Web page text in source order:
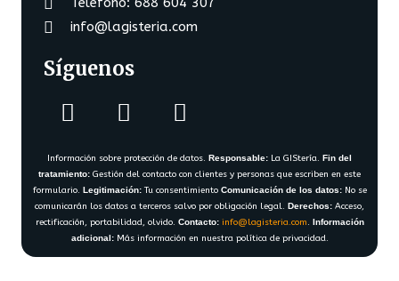
info@lagisteria.com
Síguenos
Información sobre protección de datos. Responsable: La GIStería. Fin del
tratamiento: Gestión del contacto con clientes y personas que escriben en este
formulario. Legitimación:Tu consentimiento Comunicación de los datos:No se
comunicarán los datos a terceros salvo por obligación legal. Derechos: Acceso,
rectificación, portabilidad, olvido. Contacto: info@lagisteria.com.
Información
adicional:Más información en nuestra política de privacidad.